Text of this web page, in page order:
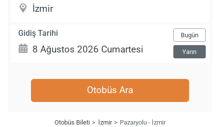
Gidiş Tarihi Bugün
Yarın
Otobüs Ara
Otobüs Bileti İzmir Pazaryolu - İzmir